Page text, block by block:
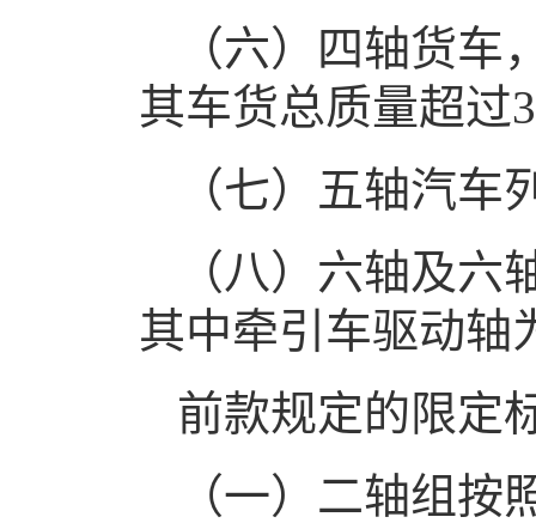
（六）四轴货
其车货总质量超过
（七）五轴汽车
（八）六轴及
其中牵引车驱动轴
前款规定的限定
（一）二轴组